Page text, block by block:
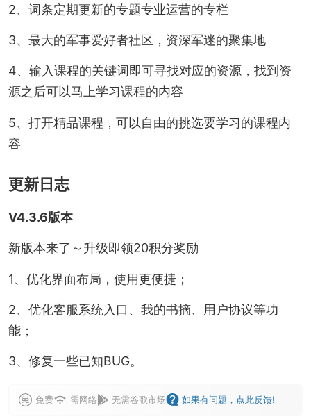
2、词条定期更新的专题专业运营的专栏
3、最大的军事爱好者社区，资深军迷的聚集地
4、输入课程的关键词即可寻找对应的资源，找到资
源之后可以马上学习课程的内容
5、打开精品课程，可以自由的挑选要学习的课程内
容
更新日志
V4.3.6版本
新版本来了～升级即领20积分奖励
1、优化界面布局，使用更便捷；
2、优化客服系统入口、我的书摘、用户协议等功
能；
3、修复一些已知BUG。
免费 需网络 无需谷歌市场 如果有问题，点此反馈!